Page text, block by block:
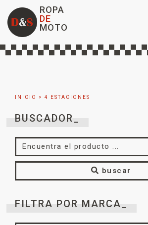
ROPA
DE
MOTO
INICIO > 4 ESTACIONES
BUSCADOR_
buscar
FILTRA POR MARCA_